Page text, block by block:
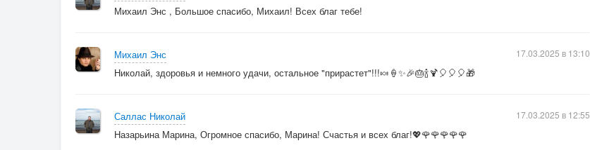
Михаил Энс , Большое спасибо, Михаил! Всех благ тебе!
Михаил Энс
Николай, здоровья и немного удачи, остальное "прирастет"!!!🍬🍦✨🎉🎂🍾🍹🎈🎈🎈🎁
17.03.2025 в 13:10
Саллас Николай
Назарьина Марина, Огромное спасибо, Марина! Счастья и всех благ!💖🌹🌹🌹🌹🌹
17.03.2025 в 12:55